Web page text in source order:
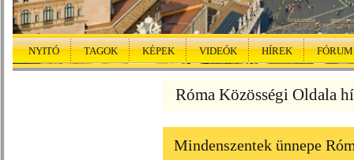
NYITÓ TAGOK KÉPEK VIDEÓK HÍREK FÓRUM
Róma Közösségi Oldala
Mindenszentek ünnepe